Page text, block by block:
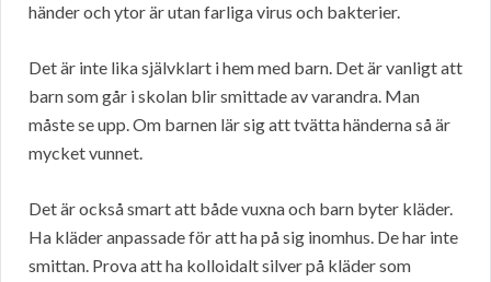
händer och ytor är utan farliga virus och bakterier.
Det är inte lika självklart i hem med barn. Det är vanligt att
barn som går i skolan blir smittade av varandra. Man
måste se upp. Om barnen lär sig att tvätta händerna så är
mycket vunnet.
Det är också smart att både vuxna och barn byter kläder.
Ha kläder anpassade för att ha på sig inomhus. De har inte
smittan. Prova att ha kolloidalt silver på kläder som